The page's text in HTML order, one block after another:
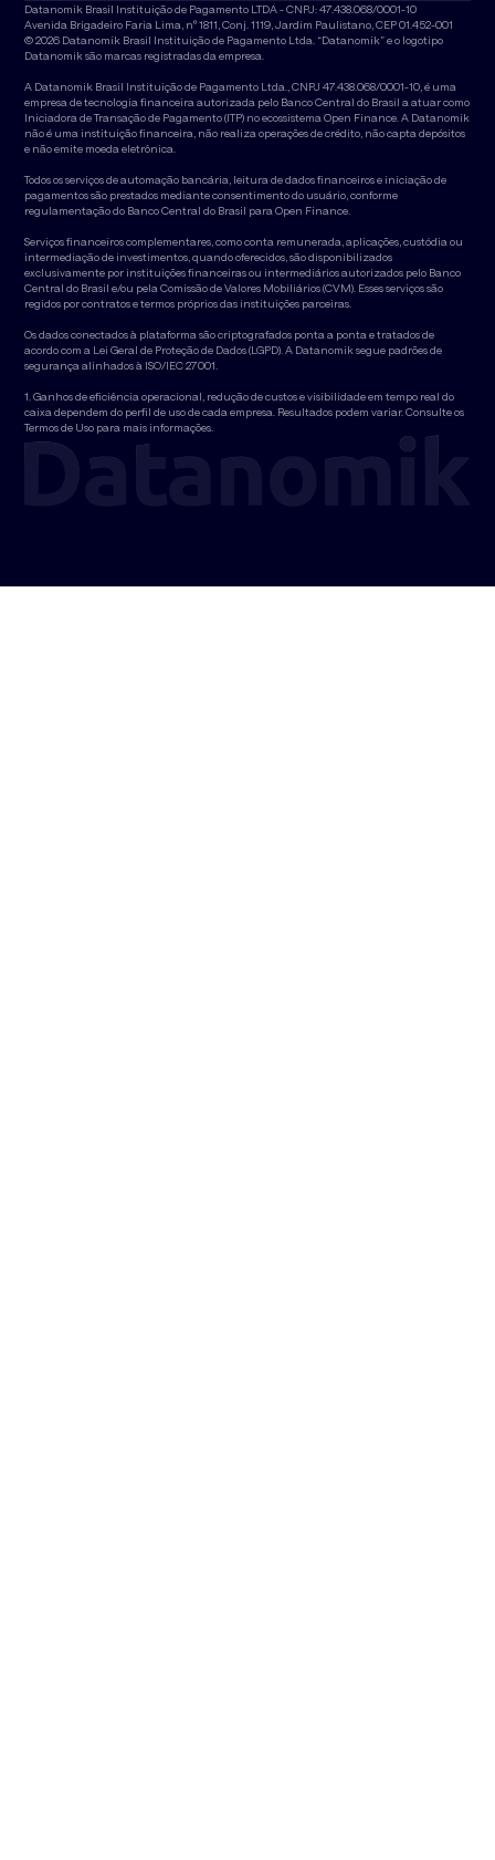
Datanomik Brasil Instituição de Pagamento LTDA - CNPJ: 47.438.068/0001-10
Avenida Brigadeiro Faria Lima, nº 1811, Conj. 1119, Jardim Paulistano, CEP 01.452-001
© 2026 Datanomik Brasil Instituição de Pagamento Ltda. “Datanomik” e o logotipo
Datanomik são marcas registradas da empresa.
A Datanomik Brasil Instituição de Pagamento Ltda., CNPJ 47.438.068/0001-10, é uma
empresa de tecnologia financeira autorizada pelo Banco Central do Brasil a atuar como
Iniciadora de Transação de Pagamento (ITP) no ecossistema Open Finance. A Datanomik
não é uma instituição financeira, não realiza operações de crédito, não capta depósitos
e não emite moeda eletrônica.
Todos os serviços de automação bancária, leitura de dados financeiros e iniciação de
pagamentos são prestados mediante consentimento do usuário, conforme
regulamentação do Banco Central do Brasil para Open Finance.
Serviços financeiros complementares, como conta remunerada, aplicações, custódia ou
intermediação de investimentos, quando oferecidos, são disponibilizados
exclusivamente por instituições financeiras ou intermediários autorizados pelo Banco
Central do Brasil e/ou pela Comissão de Valores Mobiliários (CVM). Esses serviços são
regidos por contratos e termos próprios das instituições parceiras.
Os dados conectados à plataforma são criptografados ponta a ponta e tratados de
acordo com a Lei Geral de Proteção de Dados (LGPD). A Datanomik segue padrões de
segurança alinhados à ISO/IEC 27001.
1. Ganhos de eficiência operacional, redução de custos e visibilidade em tempo real do
caixa dependem do perfil de uso de cada empresa. Resultados podem variar. Consulte os
Termos de Uso para mais informações.